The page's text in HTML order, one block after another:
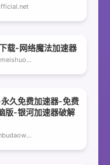
载-网络魔法加速器
https://983455.nimeishuohuaba.cn
久免费加速器-免费
版-银河加速器破解
https://9573.nikanbudaow554.cn